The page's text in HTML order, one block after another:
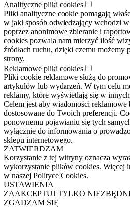
Analityczne pliki cookies
Pliki analityczne cookie pomagają
w jaki sposób odwiedzający wchodzi w
poprzez anonimowe zbieranie i
cookies pozwala nam mierzyć ilość
źródłach ruchu, dzięki czemu możemy
strony.
Reklamowe pliki cookies
Pliki cookie reklamowe służą do
artykułów lub wydarzeń. W tym celu
reklamy, które wyświetlają się w
Celem jest aby wiadomości reklamowe
dostosowane do Twoich preferencji.
ponownemu pojawianiu się tych
wyłącznie do informowania o
sklepu internetowego.
ZATWIERDZAM
Korzystanie z tej witryny oznacza
wykorzystanie plików cookies. Więcej
w naszej Polityce Cookies.
USTAWIENIA
ZAAKCEPTUJ TYLKO
ZGADZAM SIĘ